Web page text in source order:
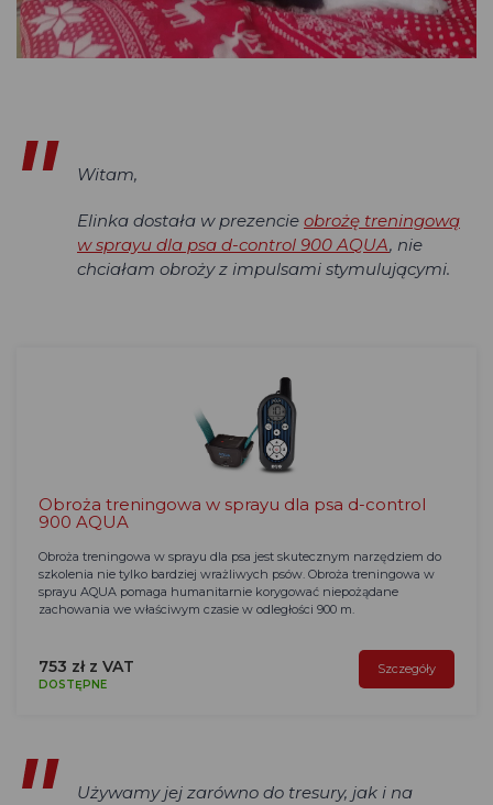
Witam,
Elinka dostała w prezencie obrożę treningową
w sprayu dla psa d-control 900 AQUA, nie
chciałam obroży z impulsami stymulującymi.
Obroża treningowa w sprayu dla psa d-control
900 AQUA
Obroża treningowa w sprayu dla psa jest skutecznym narzędziem do
szkolenia nie tylko bardziej wrażliwych psów. Obroża treningowa w
sprayu AQUA pomaga humanitarnie korygować niepożądane
zachowania we właściwym czasie w odległości 900 m.
753 zł z VAT
DOSTĘPNE
Szczegóły
Używamy jej zarówno do tresury, jak i na